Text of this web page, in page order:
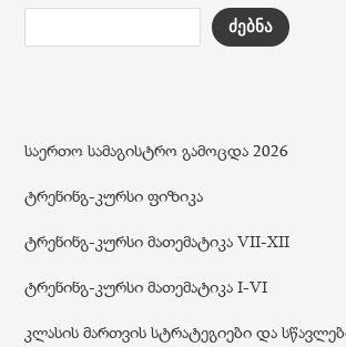
ძებნა
საერთო სამაგისტრო გამოცდა 2026
ტრენინგ-კურსი ფიზიკა
ტრენინგ-კურსი მათემატიკა VII-XII
ტრენინგ-კურსი მათემატიკა I-VI
კლასის მართვის სტრატეგიები და